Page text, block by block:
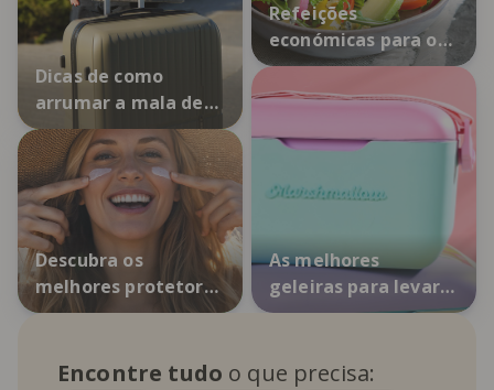
Dicas de como
arrumar a mala de
viagem
Descubra os
melhores protetores
solares
Refeições
económicas para o
dia-a-dia
As melhores
geleiras para levar
consigo
Encontre tudo o que precisa: